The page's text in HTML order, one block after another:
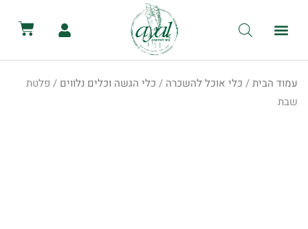
עמוד הבית/ כלי אוכל להשכרה / כלי הגשה וכלים נלווים / פלטת
שבת